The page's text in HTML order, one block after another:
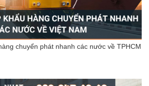
chuyển phát nhanh các nước về TPHCM